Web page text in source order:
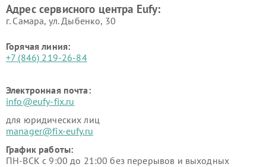
Адрес сервисного центра Eufy:
г. Самара, ул. Дыбенко, 30
Горячая линия:
+7 (846) 219-26-84
Электронная почта:
info@eufy-fix.ru
для юридических лиц
manager@fix-eufy.ru
График работы:
ПН-ВСК с 9:00 до 21:00 без перерывов и выходных